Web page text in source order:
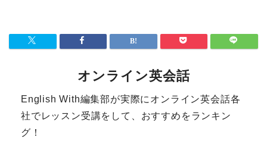
オンライン英会話
English With編集部が実際にオンライン英会話各
社でレッスン受講をして、おすすめをランキン
グ！